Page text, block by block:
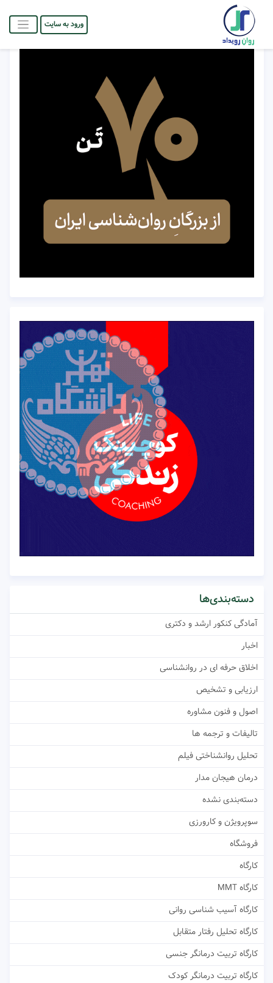
ورود به سایت
دسته‌بندی‌ها
آمادگی کنکور ارشد و دکتری
اخبار
اخلاق حرفه ای در روانشناسی
ارزیابی و تشخیص
اصول و فنون مشاوره
تالیفات و ترجمه ها
تحلیل روانشناختی فیلم
درمان هیجان مدار
دسته‌بندی نشده
سوپرویژن و کارورزی
فروشگاه
کارگاه
کارگاه MMT
کارگاه آسیب شناسی روانی
کارگاه تحلیل رفتار متقابل
کارگاه تربیت درمانگر جنسی
کارگاه تربیت درمانگر کودک